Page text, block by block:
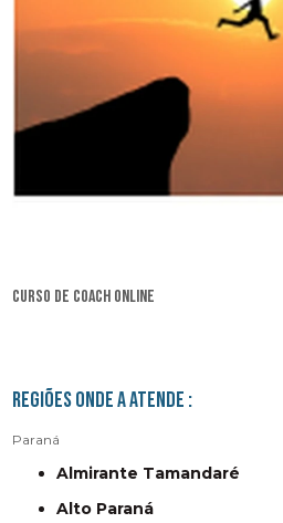
curso de coach online
Regiões onde a atende :
Paraná
Almirante Tamandaré
Alto Paraná